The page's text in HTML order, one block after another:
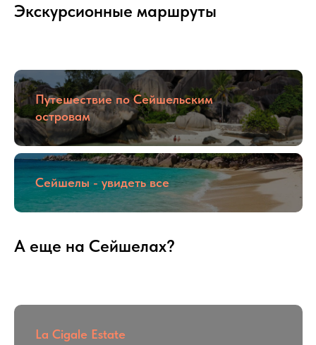
Экскурсионные маршруты
Путешествие по Сейшельским
островам
Сейшелы - увидеть все
А еще на Сейшелах?
La Cigale Estate